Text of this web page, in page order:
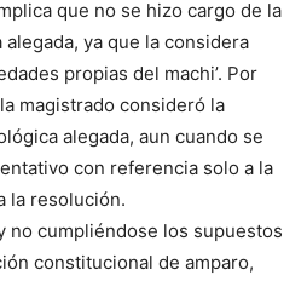
que no se hizo cargo de la
ya que la considera
propias del machi’. Por
magistrado consideró la
alegada, aun cuando se
con referencia solo a la
la resolución.
no cumpliéndose los supuestos
constitucional de amparo,